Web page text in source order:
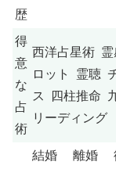
歴
得
意
な
占
術
西洋占星術 霊
ロット 霊聴
ス 四柱推命
リーディング
結婚 離婚